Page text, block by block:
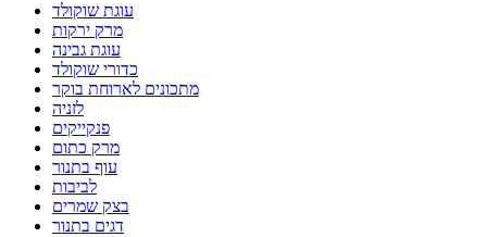
עוגת שוקולד
מרק ירקות
עוגת גבינה
כדורי שוקולד
מתכונים לארוחת בוקר
לזניה
פנקייקים
מרק כתום
עוף בתנור
לביבות
בצק שמרים
דגים בתנור